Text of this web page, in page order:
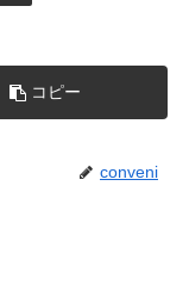
コピー
conveni